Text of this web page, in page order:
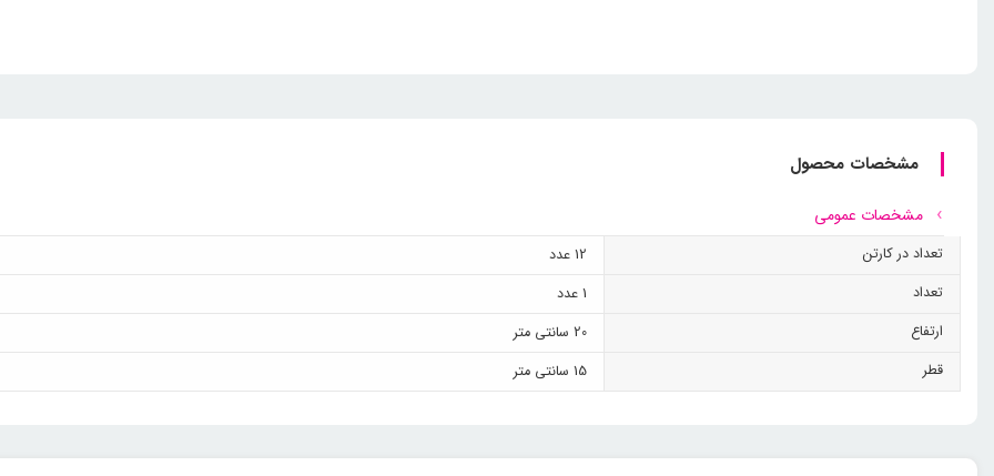
مشخصات محصول
مشخصات عمومی
تعداد در کارتن
12 عدد
تعداد
1 عدد
ارتفاع
20 سانتی متر
قطر
15 سانتی متر